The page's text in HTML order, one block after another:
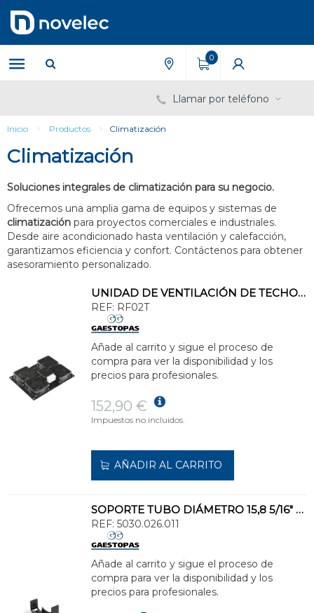
contenido
menú
de
navegación
0
Llamar por teléfono
Inicio Productos Climatización
Climatización
Soluciones integrales de climatización para su negocio.
Ofrecemos una amplia gama de equipos y sistemas de
climatización para proyectos comerciales e industriales.
Desde aire acondicionado hasta ventilación y calefacción,
garantizamos eficiencia y confort. Contáctenos para obtener
asesoramiento personalizado.
UNIDAD DE VENTILACIÓN DE TECHO CON 2 VENTILADORES CONEXIÓN SCHUKO
REF: RF02T
Añade al carrito y sigue el proceso de
compra para ver la disponibilidad y los
precios para profesionales.
152,90 €
Impuestos no incluidos.
AÑADIR AL CARRITO
SOPORTE TUBO DIÁMETRO 15,8 5/16" GRIS
REF: 5030.026.011
Añade al carrito y sigue el proceso de
compra para ver la disponibilidad y los
precios para profesionales.